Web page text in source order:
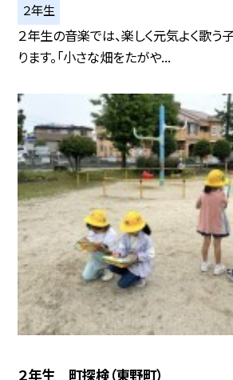
２年生
２年生の音楽では、楽しく元気よく歌う
ります。「小さな畑をたがや...
２年生 町探検（東野町）